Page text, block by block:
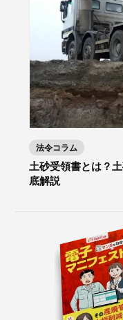
法令コラム
土砂受領書とは？
底解説